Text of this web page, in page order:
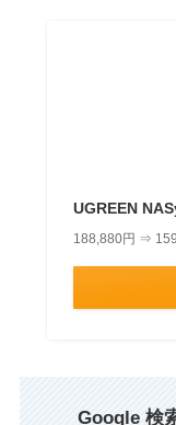
UGREEN
188,880円 ⇒
Google 検